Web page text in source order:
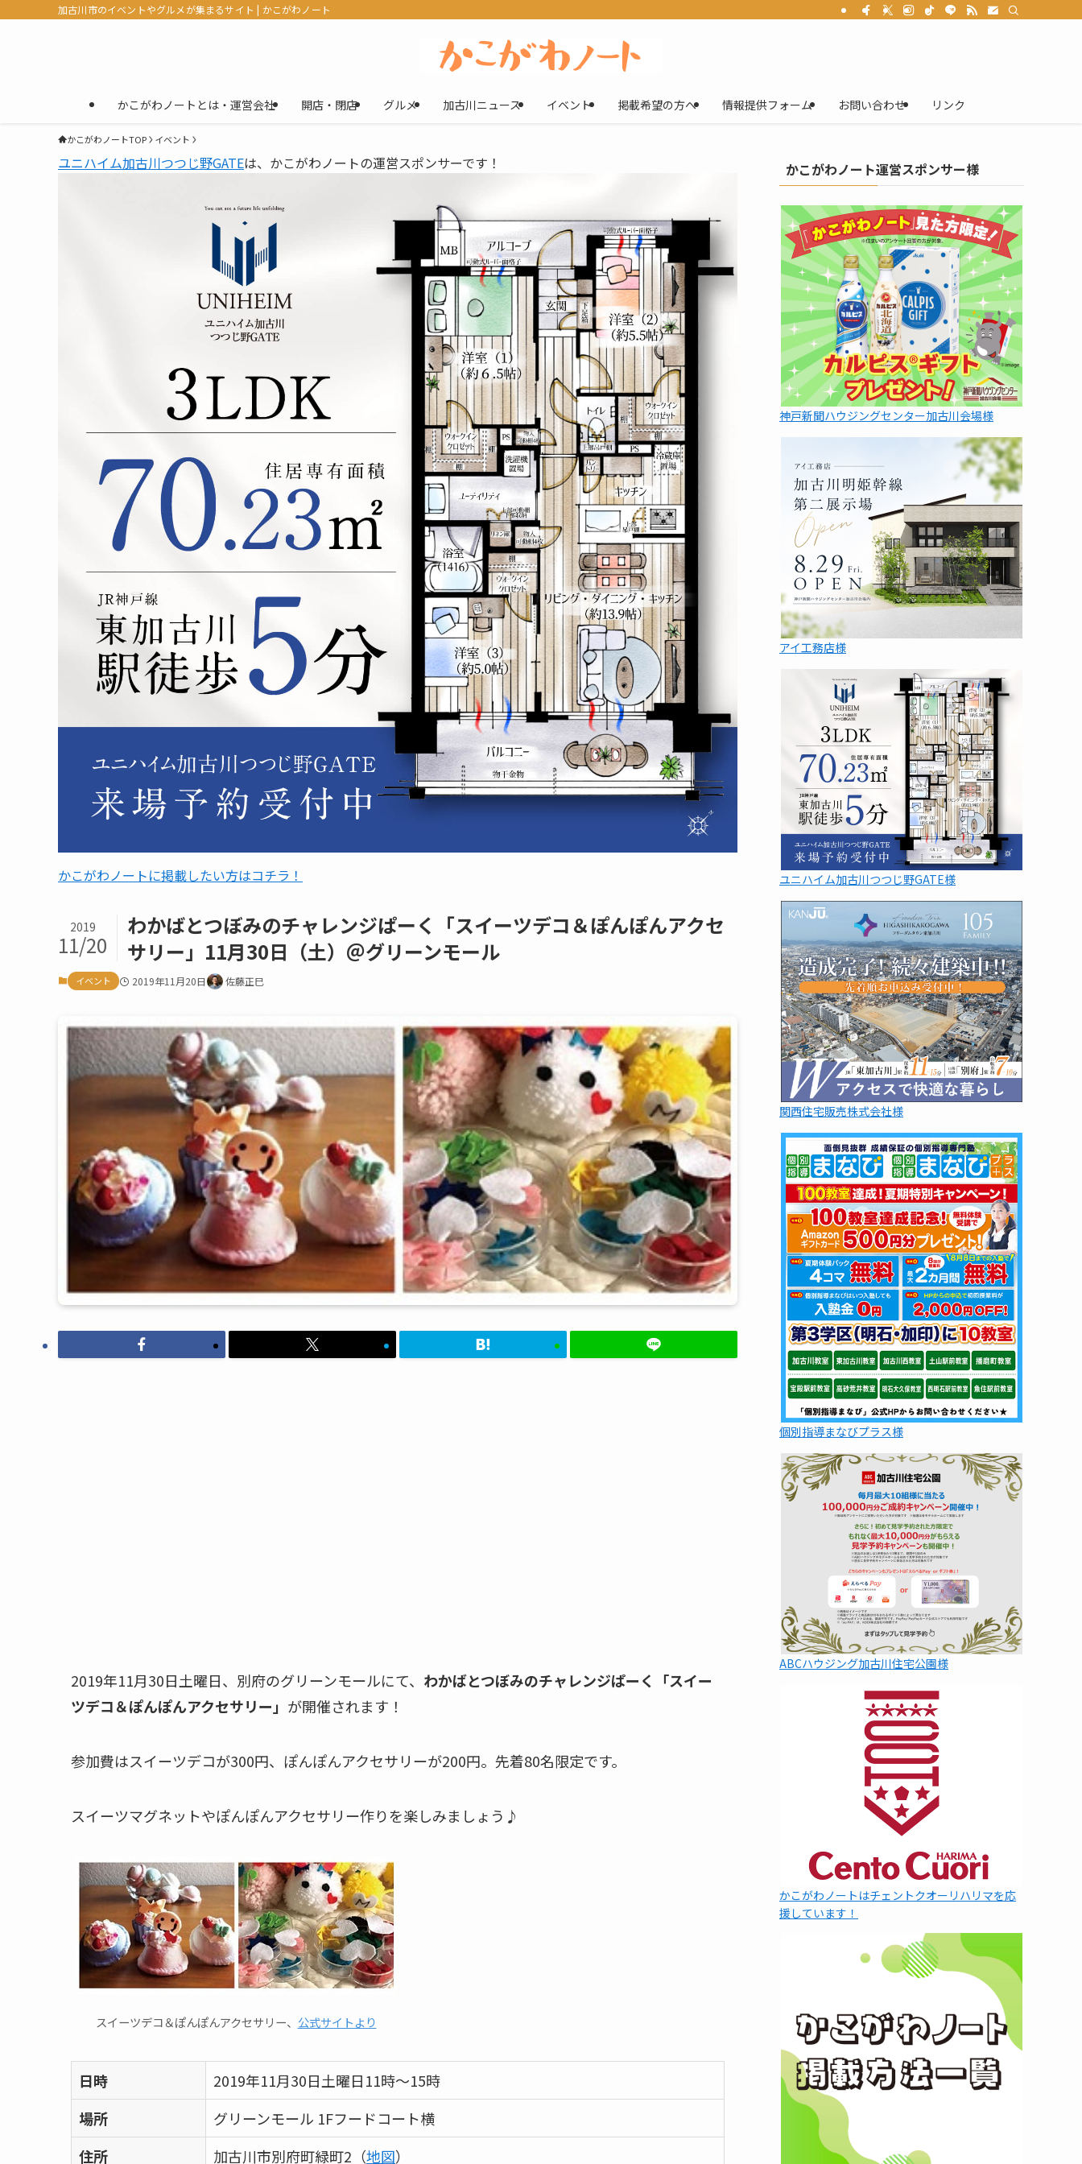
加古川市のイベントやグルメが集まるサイト | かこがわノート
かこがわノートとは・運営会社 開店・閉店 グルメ 加古川ニュース イベント 掲載希望の方へ 情報提供フォーム お問い合わせ リンク
かこがわノートTOP イベント
ユニハイム加古川つつじ野GATEは、かこがわノートの運営スポンサーです！
かこがわノートに掲載したい方はコチラ！
わかばとつぼみのチャレンジぱーく「スイーツデコ＆ぽんぽんアクセ
サリー」11月30日（土）＠グリーンモール
2019
11/20
イベント 2019年11月20日 佐藤正巳
2019年11月30日土曜日、別府のグリーンモールにて、 わかばとつぼみのチャレンジぱーく「スイー
ツデコ＆ぽんぽんアクセサリー」 が開催されます！
参加費はスイーツデコが300円、ぽんぽんアクセサリーが200円。先着80名限定です。
スイーツマグネットやぽんぽんアクセサリー作りを楽しみましょう♪
スイーツデコ＆ぽんぽんアクセサリー、 公式サイトより
日時
2019年11月30日土曜日11時～15時
場所
グリーンモール 1Fフードコート横
住所
加古川市別府町緑町2（地図）
かこがわノート運営スポンサー様
神戸新聞ハウジングセンター加古川会場様
アイ工務店様
ユニハイム加古川つつじ野GATE様
関西住宅販売株式会社様
個別指導まなびプラス様
ABCハウジング加古川住宅公園様
かこがわノートはチェントクオーリハリマを応
援しています！